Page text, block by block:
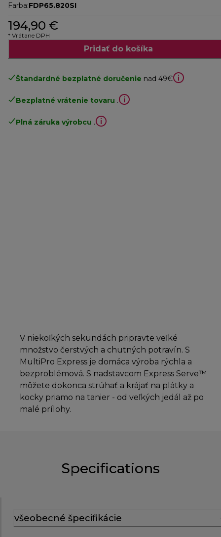
Farba:FDP65.820SI
194,90 €
* Vrátane DPH
Pridať do košíka
Štandardné bezplatné doručenie nad 49€
Bezplatné vrátenie tovaru .
Plná záruka výrobcu .
V niekoľkých sekundách pripravte veľké
množstvo čerstvých a chutných potravín. S
MultiPro Express je domáca výroba rýchla a
bezproblémová. S nadstavcom Express Serve™
môžete dokonca strúhať a krájať na plátky a
kocky priamo na tanier - od veľkých jedál až po
malé prílohy.
Specifications
všeobecné špecifikácie